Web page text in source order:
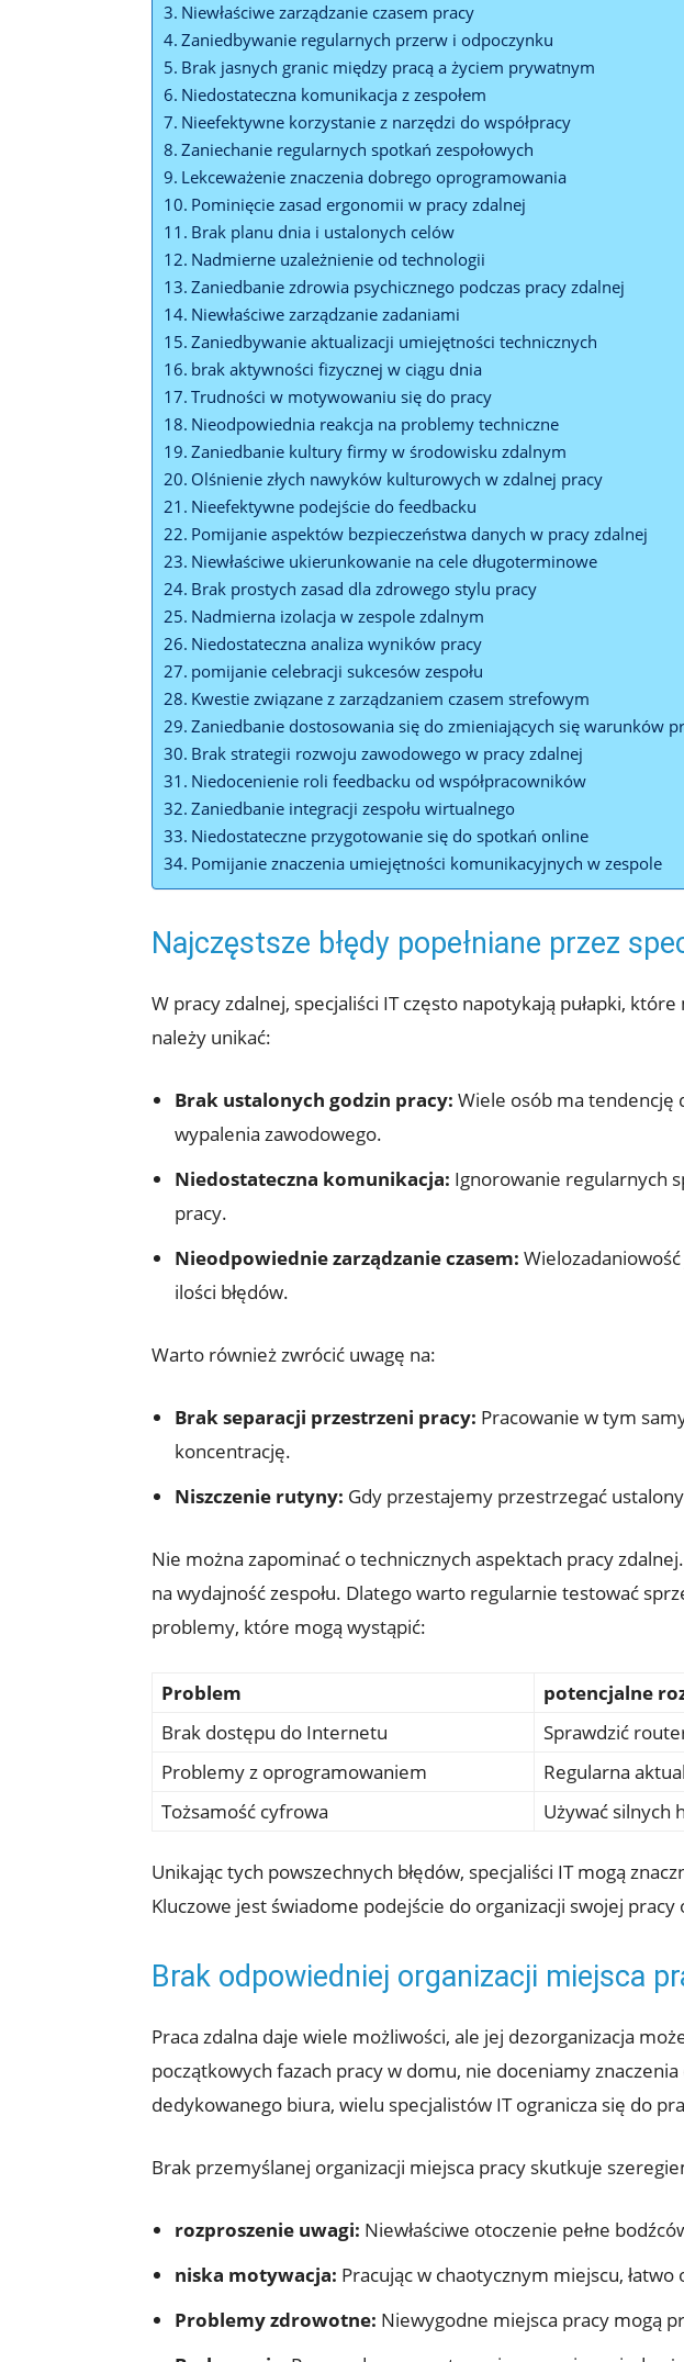
Niewłaściwe zarządzanie czasem pracy
Zaniedbywanie regularnych przerw i odpoczynku
Brak jasnych granic między pracą a życiem prywatnym
Niedostateczna komunikacja z zespołem
Nieefektywne korzystanie z narzędzi do współpracy
Zaniechanie regularnych spotkań zespołowych
Lekceważenie znaczenia dobrego oprogramowania
Pominięcie zasad ergonomii w pracy zdalnej
Brak planu dnia i ustalonych celów
Nadmierne uzależnienie od technologii
Zaniedbanie zdrowia psychicznego podczas pracy zdalnej
Niewłaściwe zarządzanie zadaniami
Zaniedbywanie aktualizacji umiejętności technicznych
brak aktywności fizycznej w ciągu dnia
Trudności w motywowaniu się do pracy
Nieodpowiednia reakcja na problemy techniczne
Zaniedbanie kultury firmy w środowisku zdalnym
Olśnienie złych nawyków kulturowych w zdalnej pracy
Nieefektywne podejście do feedbacku
Pomijanie aspektów bezpieczeństwa danych w pracy zdalnej
Niewłaściwe ukierunkowanie na cele długoterminowe
Brak prostych zasad dla zdrowego stylu pracy
Nadmierna izolacja w zespole zdalnym
Niedostateczna analiza wyników pracy
pomijanie celebracji sukcesów zespołu
Kwestie związane z zarządzaniem czasem strefowym
Zaniedbanie dostosowania się do zmieniających się warunków
Brak strategii rozwoju zawodowego w pracy zdalnej
Niedocenienie roli feedbacku od współpracowników
Zaniedbanie integracji zespołu wirtualnego
Niedostateczne przygotowanie się do spotkań online
Pomijanie znaczenia umiejętności komunikacyjnych w zespole
Najczęstsze błędy popełniane przez
W pracy zdalnej, specjaliści IT często napotykają pułapki,
należy unikać:
Brak ustalonych godzin pracy: Wiele osób ma tendencję
wypalenia zawodowego.
Niedostateczna komunikacja: Ignorowanie regularnych
pracy.
Nieodpowiednie zarządzanie czasem:
ilości błędów.
Warto również zwrócić uwagę na:
Brak separacji przestrzeni pracy: Pracowanie w tym
koncentrację.
Niszczenie rutyny: Gdy przestajemy przestrzegać
Nie można zapominać o technicznych aspektach pracy
na wydajność zespołu. Dlatego warto regularnie testować
problemy, które mogą wystąpić:
Problem
potencjalne
Brak dostępu do Internetu
Sprawdzić
Problemy z oprogramowaniem
Regularna
Tożsamość cyfrowa
Używać silnych
Unikając tych powszechnych błędów, specjaliści IT mogą
Kluczowe jest świadome podejście do organizacji swojej
Brak odpowiedniej organizacji miejsca
Praca zdalna daje wiele możliwości, ale jej dezorganizacja
początkowych fazach pracy w domu, nie doceniamy
dedykowanego biura, wielu specjalistów IT ogranicza się do
Brak przemyślanej organizacji miejsca pracy skutkuje
rozproszenie uwagi: Niewłaściwe otoczenie pełne
niska motywacja: Pracując w chaotycznym miejscu,
Problemy zdrowotne: Niewygodne miejsca pracy mogą